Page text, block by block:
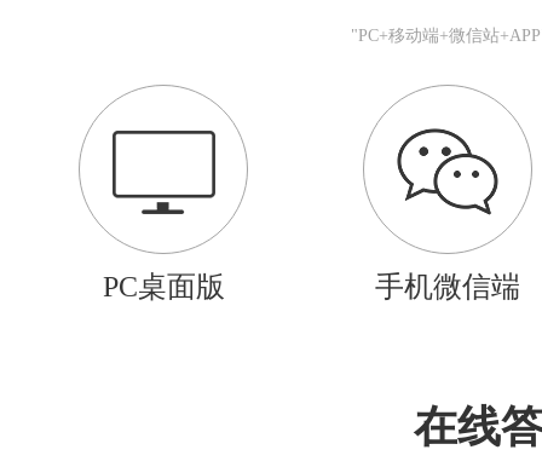
"PC+移动端+微信站
PC桌面版 手机微信端
在线